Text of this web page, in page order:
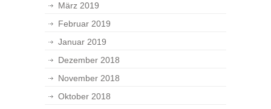
März 2019
Februar 2019
Januar 2019
Dezember 2018
November 2018
Oktober 2018